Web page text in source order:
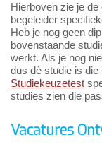
Hierboven zie je
begeleider
Heb je nog geen
bovenstaande
werkt. Als je nog
dus dè studie is
Studiekeuzetest
studies zien die
Vacatures